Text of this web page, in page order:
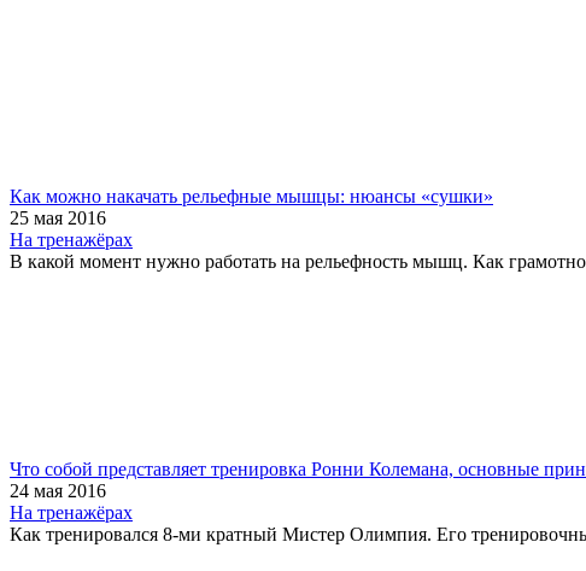
Как можно накачать рельефные мышцы: нюансы «сушки»
25 мая 2016
На тренажёрах
В какой момент нужно работать на рельефность мышц. Как
Что собой представляет тренировка Ронни Колемана, основные
24 мая 2016
На тренажёрах
Как тренировался 8-ми кратный Мистер Олимпия. Его